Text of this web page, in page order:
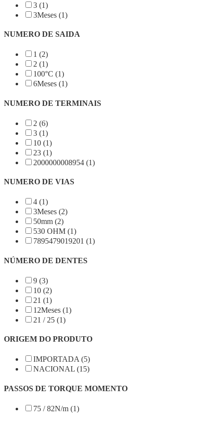
3 (1)
3Meses (1)
NUMERO DE SAIDA
1 (2)
2 (1)
100°C (1)
6Meses (1)
NUMERO DE TERMINAIS
2 (6)
3 (1)
10 (1)
23 (1)
2000000008954 (1)
NUMERO DE VIAS
4 (1)
3Meses (2)
50mm (2)
530 OHM (1)
7895479019201 (1)
NÚMERO DE DENTES
9 (3)
10 (2)
21 (1)
12Meses (1)
21 / 25 (1)
ORIGEM DO PRODUTO
IMPORTADA (5)
NACIONAL (15)
PASSOS DE TORQUE MOMENTO
75 / 82N/m (1)